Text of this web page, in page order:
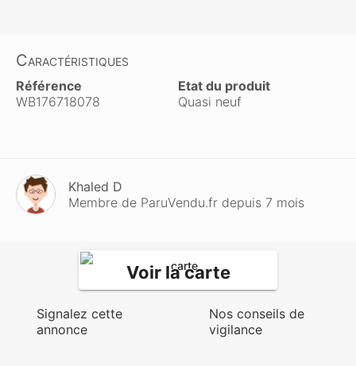
Caractéristiques
Référence
WB176718078
Etat du produit
Quasi neuf
Khaled D
Membre de ParuVendu.fr depuis 7 mois
Voir la carte
Signalez cette
annonce
Nos conseils de
vigilance